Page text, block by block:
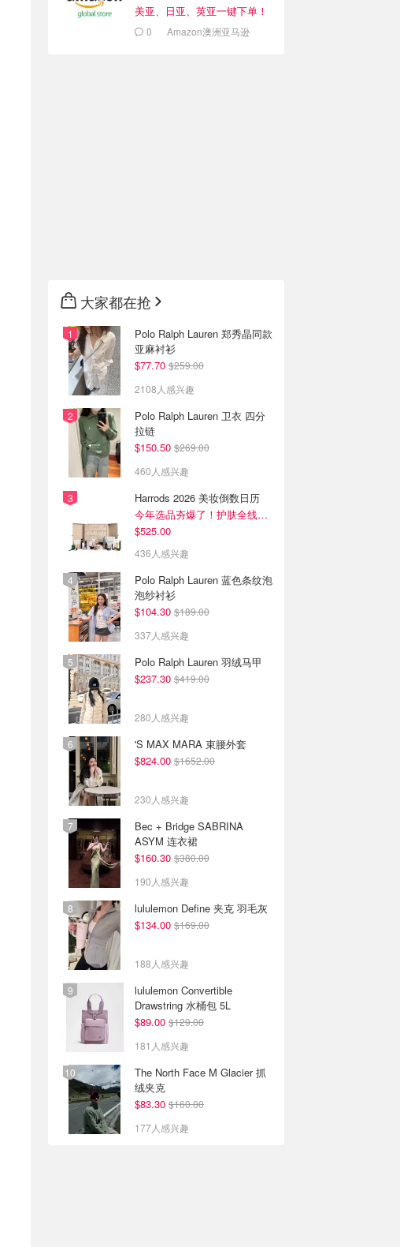
美亚、日亚、英亚一键下单！
0 Amazon澳洲亚马逊
大家都在抢
Polo Ralph Lauren 郑秀晶同款
亚麻衬衫
$77.70 $259.00
2108人感兴趣
Polo Ralph Lauren 卫衣 四分
拉链
$150.50 $269.00
460人感兴趣
Harrods 2026 美妆倒数日历
今年选品夯爆了！护肤全线都很绝
$525.00
436人感兴趣
Polo Ralph Lauren 蓝色条纹泡
泡纱衬衫
$104.30 $189.00
337人感兴趣
Polo Ralph Lauren 羽绒马甲
$237.30 $419.00
280人感兴趣
'S MAX MARA 束腰外套
$824.00 $1652.00
230人感兴趣
Bec + Bridge SABRINA
ASYM 连衣裙
$160.30 $380.00
190人感兴趣
lululemon Define 夹克 羽毛灰
$134.00 $169.00
188人感兴趣
lululemon Convertible
Drawstring 水桶包 5L
$89.00 $129.00
181人感兴趣
The North Face M Glacier 抓
绒夹克
$83.30 $160.00
177人感兴趣